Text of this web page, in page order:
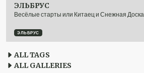
ЭЛЬБРУС
Весёлые старты или Китаец и Снежная Доска
ЭЛЬБРУС
ALL TAGS
ALL GALLERIES